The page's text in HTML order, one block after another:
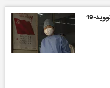
چین گزارش آمریکا درباره نشت کووید-19